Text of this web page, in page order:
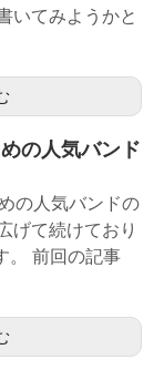
いてみようかと
の人気バンド
の人気バンドの
げて続けており
。 前回の記事